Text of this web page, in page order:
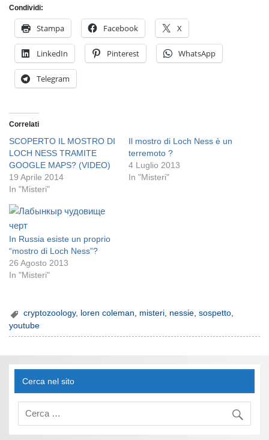
Condividi:
Stampa Facebook X
LinkedIn Pinterest WhatsApp
Telegram
Correlati
SCOPERTO IL MOSTRO DI
LOCH NESS TRAMITE
GOOGLE MAPS? (VIDEO)
19 Aprile 2014
In "Misteri"
Il mostro di Loch Ness è un
terremoto ?
4 Luglio 2013
In "Misteri"
In Russia esiste un proprio
“mostro di Loch Ness”?
26 Agosto 2013
In "Misteri"
cryptozoology, loren coleman, misteri, nessie,sospetto,
youtube
Cerca nel sito